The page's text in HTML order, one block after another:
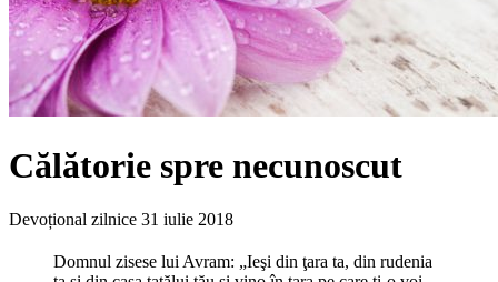
Călătorie spre necunoscut
Devoțional zilnice 31 iulie 2018
Domnul zisese lui Avram: „Ieşi din ţara ta, din rudenia